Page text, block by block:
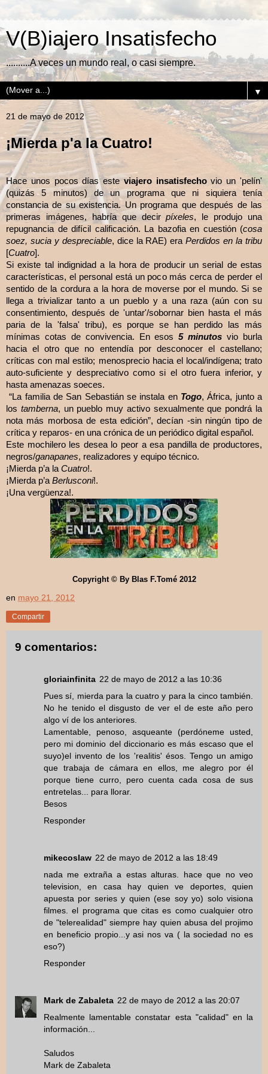
V(B)iajero Insatisfecho
..........A veces un mundo real, o casi siempre.
▼
21 de mayo de 2012
¡Mierda p'a la Cuatro!
Hace unos pocos días esteviajero insatisfechovio un 'pelín'
(quizás 5 minutos) de un programa que ni siquiera tenía
constancia de su existencia. Un programa que después de las
primeras imágenes, habría que decirpíxeles, le produjo una
repugnancia de difícil calificación. La bazofia en cuestión (cosa
soez, sucia y despreciable, dice la RAE)eraPerdidos en la tribu
[Cuatro].
Si existe tal indignidad a la hora de producir un serial de estas
características, el personal está un poco más cerca de perder el
sentido de la cordura a la hora de moverse por el mundo. Si se
llega a trivializar tanto a un pueblo y a una raza (aún con su
consentimiento, después de 'untar'/sobornar bien hasta el más
paria de la 'falsa' tribu), es porque se han perdido las más
mínimas cotas de convivencia.
En esos5 minutos vio burla
hacia el otro que no entendía por desconocer el castellano;
críticas con mal estilo; menosprecio hacia el local/indígena; trato
auto-suficiente y despreciativo como si el otro fuera inferior, y
hasta amenazas soeces.
“La familia de San Sebastián se instala en Togo, África, junto a
los tamberna, un pueblo muy activo sexualmente que pondrá la
nota más morbosa de esta edición”, decían -sin ningún tipo de
crítica y reparos- en una crónica de un periódico digital español.
Este mochilero les desea lo peor a esa pandilla de productores,
negros/ganapanes, realizadores y equipo técnico.
¡Mierda p’a la Cuatro!.
¡Mierda p’a Berlusconi!.
¡Una vergüenza!.
Copyright © By Blas F.Tomé 2012
en mayo 21, 2012
Compartir
9 comentarios:
gloriainfinita 22 de mayo de 2012 a las 10:36
Pues sí, mierda para la cuatro y para la cinco también.
No he tenido el disgusto de ver el de este año pero
algo ví de los anteriores.
Lamentable, penoso, asqueante (perdóneme usted,
pero mi dominio del diccionario es más escaso que el
suyo)el invento de los 'realitis' ésos. Tengo un amigo
que trabaja de cámara en ellos, me alegro por él
porque tiene curro, pero cuenta cada cosa de sus
entretelas... para llorar.
Besos
Responder
mikecoslaw 22 de mayo de 2012 a las 18:49
nada me extraña a estas alturas. hace que no veo
television, en casa hay quien ve deportes, quien
apuesta por series y quien (ese soy yo) solo visiona
filmes. el programa que citas es como cualquier otro
de "telerealidad" siempre hay quien abusa del projimo
en beneficio propio...y asi nos va ( la sociedad no es
eso?)
Responder
Mark de Zabaleta 22 de mayo de 2012 a las 20:07
Realmente lamentable constatar esta "calidad" en la
información...
Saludos
Mark de Zabaleta